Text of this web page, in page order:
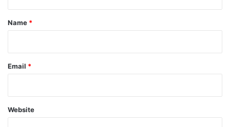
*
Name *
Email *
Website